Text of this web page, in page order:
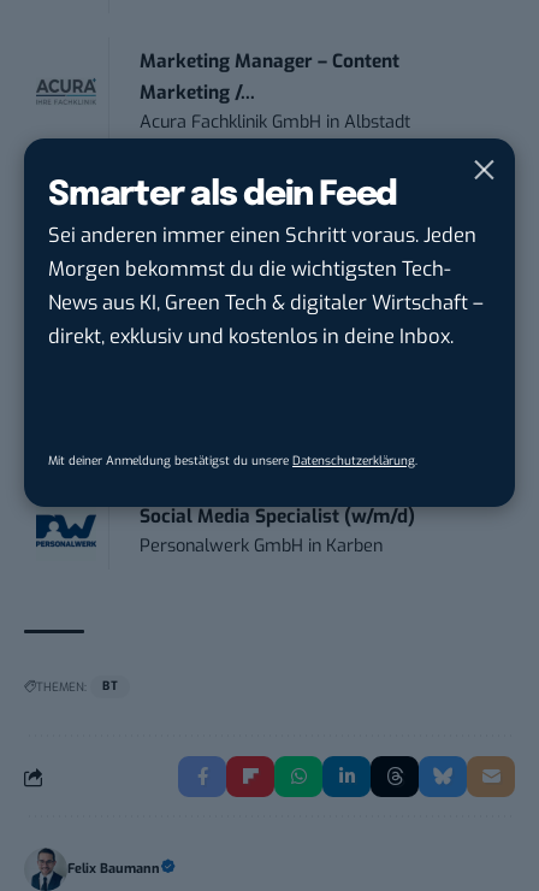
Smarter als dein Feed
Sei anderen immer einen Schritt voraus. Jeden
Morgen bekommst du die wichtigsten Tech-
News aus KI, Green Tech & digitaler Wirtschaft –
direkt, exklusiv und kostenlos in deine Inbox.
Mit deiner Anmeldung bestätigst du unsere Datenschutzerklärung
Marketing Manager – Content
Marketing /...
Acura Fachklinik GmbH inAlbstadt
Content Marketing Specialist Product &
Te...
Ferdinand Bilstein GmbH & Co. KGin
Social Media Specialist (w/m/d)
Personalwerk GmbH in Karben
THEMEN: BT
Felix Baumann